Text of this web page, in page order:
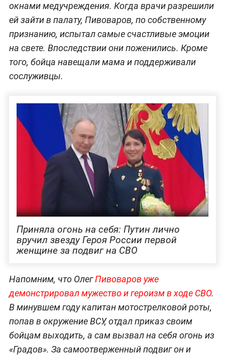
окнами медучреждения. Когда врачи разрешили
ей зайти в палату, Пивоваров, по собственному
признанию, испытал самые счастливые эмоции
на свете. Впоследствии они поженились. Кроме
того, бойца навещали мама и поддерживали
сослуживцы.
Приняла огонь на себя: Путин лично
вручил звезду Героя России первой
женщине за подвиг на СВО
Напомним, что ОлегПивоваров уже
демонстрировал мужество и героизм в ходе СВО.
В минувшем году капитан мотострелковой роты,
попав в окружение ВСУ, отдал приказ своим
бойцам выходить, а сам вызвал на себя огонь из
«Градов». За самоотверженный подвиг он и